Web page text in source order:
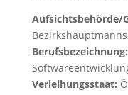
Aufsichtsbehörde/
Berufsbezeichnung:
Verleihungsstaat: